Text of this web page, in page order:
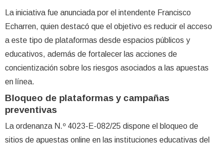
La iniciativa fue anunciada por el intendente Francisco
Echarren, quien destacó que el objetivo es reducir el acceso
a este tipo de plataformas desde espacios públicos y
educativos, además de fortalecer las acciones de
concientización sobre los riesgos asociados a las apuestas
en línea.
Bloqueo de plataformas y campañas
preventivas
La ordenanza N.º 4023-E-082/25 dispone el bloqueo de
sitios de apuestas online en las instituciones educativas del